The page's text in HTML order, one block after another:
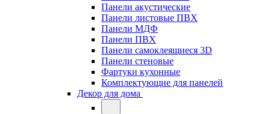
Панели акустические
Панели листовые ПВХ
Панели МДФ
Панели ПВХ
Панели самоклеящиеся 3D
Панели стеновые
Фартуки кухонные
Комплектующие для панелей
Декор для дома